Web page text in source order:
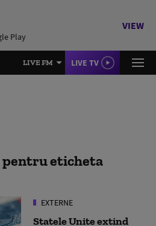
Play
VIEW
LIVE FM LIVE TV
pentru eticheta
EXTERNE
Statele Unite extind